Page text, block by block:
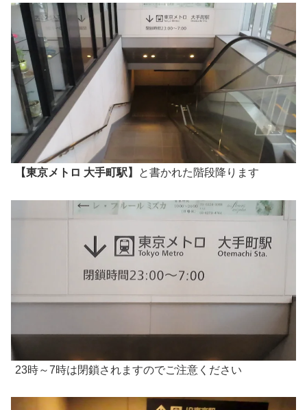
【東京メトロ 大手町駅】 と書かれた階段降ります
23時～7時は閉鎖されますのでご注意ください